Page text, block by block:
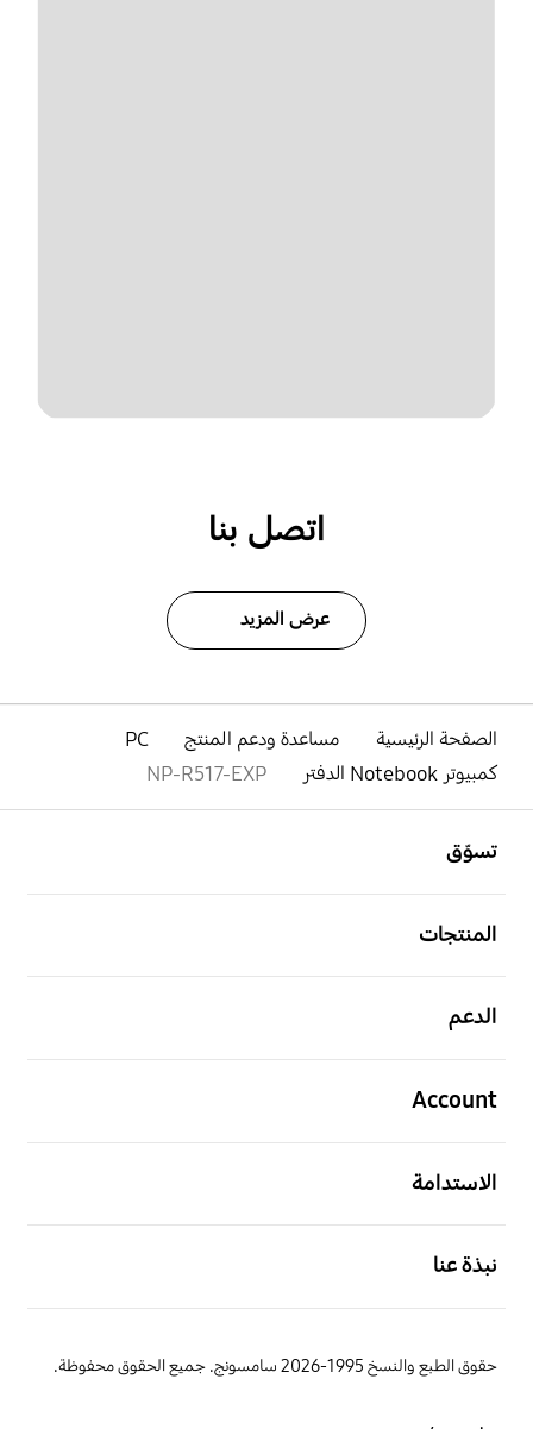
اتصل بنا
عرض المزيد
الصفحة الرئيسية مساعدة ودعم المنتج
PC
كمبيوتر Notebook الدفتر
NP-R517-EXP
تسوّق
المنتجات
الدعم
Account
الاستدامة
نبذة عنا
حقوق الطبع والنسخ 1995-2026 سامسونج. جميع الحقوق محفوظة.